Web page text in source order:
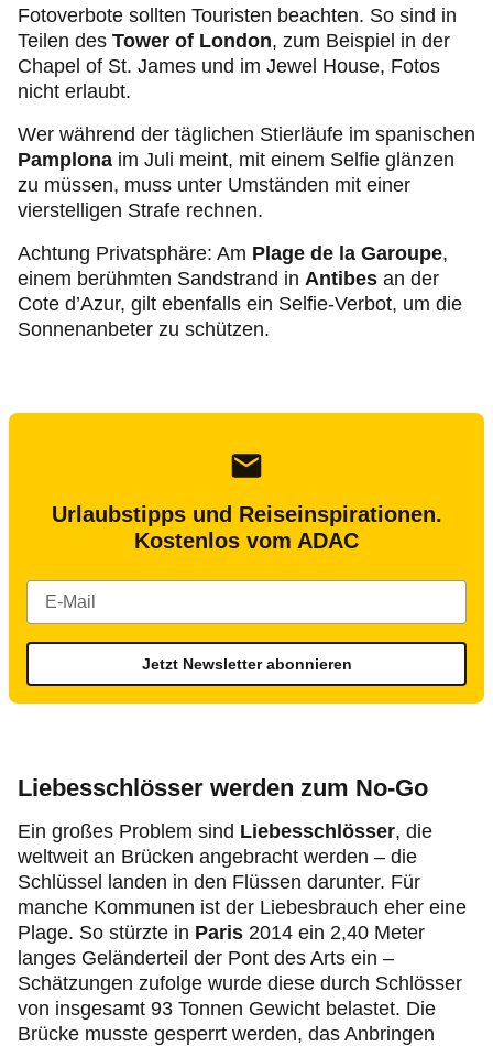
Fotoverbote sollten Touristen beachten. So sind in
Teilen des Tower of London, zum Beispiel in der
Chapel of St. James und im Jewel House, Fotos
nicht erlaubt.
Wer während der täglichen Stierläufe im spanischen
Pamplona im Juli meint, mit einem Selfie glänzen
zu müssen, muss unter Umständen mit einer
vierstelligen Strafe rechnen.
Achtung Privatsphäre: Am Plage de la Garoupe,
einem berühmten Sandstrand in Antibes an der
Cote d’Azur, gilt ebenfalls ein Selfie-Verbot, um die
Sonnenanbeter zu schützen.
Urlaubstipps und Reiseinspirationen.
Kostenlos vom ADAC
Jetzt Newsletter abonnieren
Liebesschlösser werden zum No-Go
Ein großes Problem sind Liebesschlösser, die
weltweit an Brücken angebracht werden – die
Schlüssel landen in den Flüssen darunter. Für
manche Kommunen ist der Liebesbrauch eher eine
Plage. So stürzte in Paris 2014 ein 2,40 Meter
langes Geländerteil der Pont des Arts ein –
Schätzungen zufolge wurde diese durch Schlösser
von insgesamt 93 Tonnen Gewicht belastet. Die
Brücke musste gesperrt werden, das Anbringen